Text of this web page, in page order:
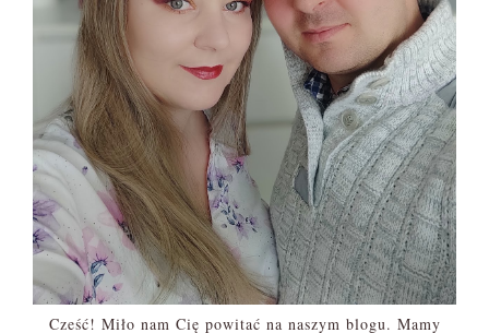
Cześć! Miło nam Cię powitać na naszym blogu. Mamy